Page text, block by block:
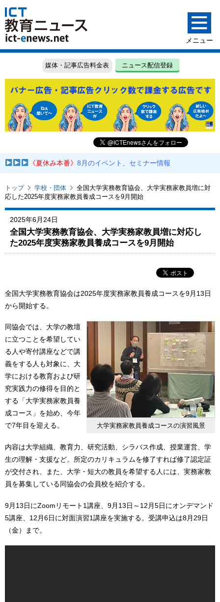
媒体・記事広告料金表 ニュース配信登録
《夏休み本番》8月のイベント、セミナー情報
トップ 学校・団体
全国大学実務教育協会、大学実務家教員増に対
応した2025年度実務家教員養成コースを9月開始
2025年6月24日
全国大学実務教育協会、大学実務家教員増に対応し
た2025年度実務家教員養成コースを9月開始
全国大学実務教育協会は2025年度実務家教員養成コースを9月13日
から開始する。
大学実務家教員養成コースの演習風景
同協会では、大学の教壇
に立つことを希望してい
る人や寄付講座などで講
義をする人も対象に、大
学における教育および研
究実践力の修得を目的と
する「大学実務家教員養
成コース」を始め、今年
で7年目を迎える。
内容は大学組織、教育力、研究活動、シラバス作成、授業運営、学
生の理解・支援など。所定のカリキュラムを修了すれば修了認定証
が交付され、また、大学・短大の教員を希望する人には、実務家教
員を募集している同協会の会員校を紹介する。
9月13日にZoomリモート1講座、9月13日～12月5日にオンデマンド
5講座、12月6日に対面演習1講座を実施する。受講申込は8月29日
（金）まで。